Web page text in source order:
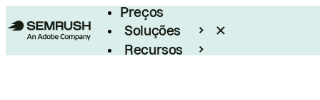
Preços
Soluções
Recursos